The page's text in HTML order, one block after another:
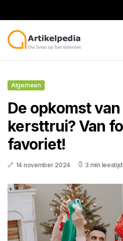
Algemeen
De opkomst
kersttrui? Van
favoriet!
14 november 2024 3 min leestijd